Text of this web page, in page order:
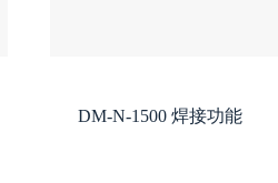
DM-N-1500 焊接功能